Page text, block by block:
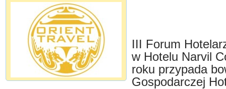
III Forum
w Hotelu Narvil
roku przypada
Gospodarczej